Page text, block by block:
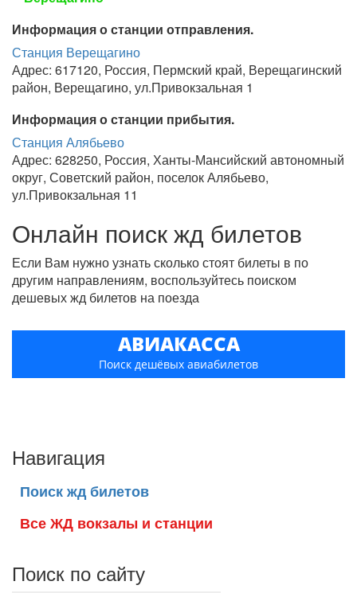
Информация о станции отправления.
Станция Верещагино
Адрес: 617120, Россия, Пермский край, Верещагинский
район, Верещагино, ул.Привокзальная 1
Информация о станции прибытия.
Станция Алябьево
Адрес: 628250, Россия, Ханты-Мансийский автономный
округ, Советский район, поселок Алябьево,
ул.Привокзальная 11
Онлайн поиск жд билетов
Если Вам нужно узнать сколько стоят билеты в по
другим направлениям, воспользуйтесь поиском
дешевых жд билетов на поезда
АВИАКАССА
Поиск дешёвых авиабилетов
Навигация
Поиск жд билетов
Все ЖД вокзалы и станции
Поиск по сайту